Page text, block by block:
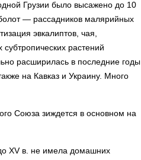
Грузии было высажено до 10
— рассадников малярийных
эвкалиптов, чая,
растений
расширилась в последние годы
на Кавказ и Украину. Много
Союза зиждется в основном на
XV в. не имела домашних